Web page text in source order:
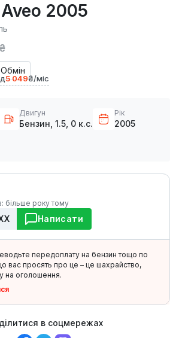
2005
Обмін
5 049₴/міс
Двигун
Бензин, 1.5, 0 к.с.
Рік
2005
більше року тому
Написати
передоплату на бензин тощо по
вас просять про це – це шахрайство,
на оголошення.
в соцмережах